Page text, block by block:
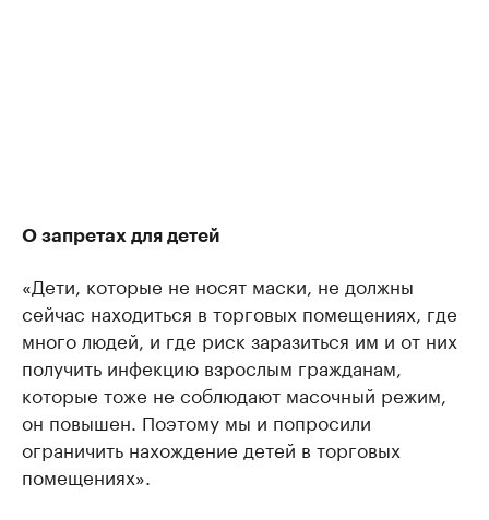
О запретах для детей
«Дети, которые не носят маски, не должны
сейчас находиться в торговых помещениях, где
много людей, и где риск заразиться им и от них
получить инфекцию взрослым гражданам,
которые тоже не соблюдают масочный режим,
он повышен. Поэтому мы и попросили
ограничить нахождение детей в торговых
помещениях».